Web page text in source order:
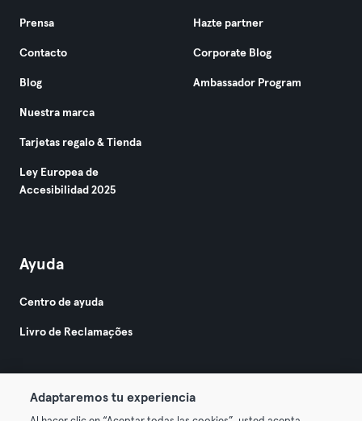
Prensa
Contacto
Blog
Nuestra marca
Tarjetas regalo & Tienda
Ley Europea de
Accesibilidad 2025
Hazte partner
Corporate Blog
Ambassador Program
Ayuda
Centro de ayuda
Livro de Reclamações
Adaptaremos tu experiencia